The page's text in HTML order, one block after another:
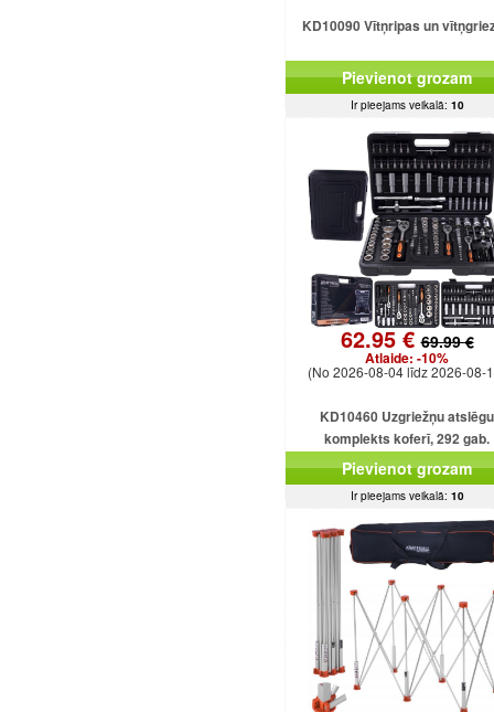
KD10090 Vītņripas un
Pievienot grozam
Ir pieejams veikalā: 10
62.95 €69.99 €
Atlaide: -10%
(No 2026-08-04 līdz 2026-08-
KD10460 Uzgriežņu atslēgu
komplekts koferī, 292 gab.
Pievienot grozam
Ir pieejams veikalā: 10